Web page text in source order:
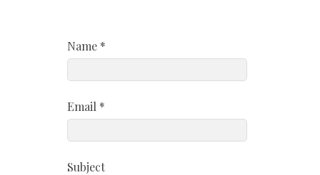
Name *
Email *
Subject